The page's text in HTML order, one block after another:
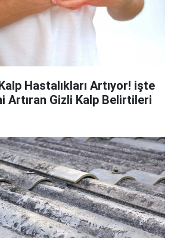
Hastalıkları Artıyor! işte
Artıran Gizli Kalp Belirtileri